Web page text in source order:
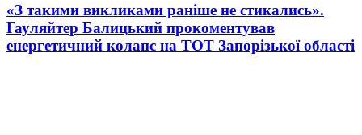
«З такими викликами раніше не стикались».
Гауляйтер Балицький прокоментував
енергетичний колапс на ТОТ Запорізької області